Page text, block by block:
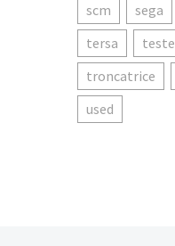
scm
sega
tersa
teste
troncatrice
used